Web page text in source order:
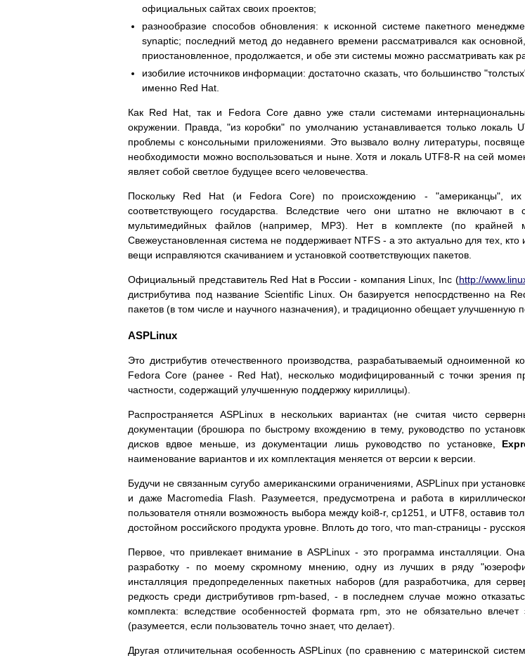
официальных сайтах своих проектов;
разнообразие способов обновления: к исконной системе пакетного
synaptic; последний метод до недавнего времени рассматривался как
приостановленное, продолжается, и обе эти системы можно рассматривать как
изобилие источников информации: достаточно сказать, что большинство
именно Red Hat.
Как Red Hat, так и Fedora Core давно уже стали системами
окружении. Правда, "из коробки" по умолчанию устанавливается только
проблемы с консольными приложениями. Это вызвало волну литературы,
необходимости можно воспользоваться и ныне. Хотя и локаль UTF8-R на сей
являет собой светлое будущее всего человечества.
Поскольку Red Hat (и Fedora Core) по происхождению - "американцы", их
соответствующего государства. Вследствие чего они штатно не включают
мультимедийных файлов (например, MP3). Нет в комплекте (по крайней
Свежеустановленная система не поддерживает NTFS - а это актуально для тех,
вещи исправляются скачиванием и установкой соответствующих пакетов.
Официальный представитель Red Hat в России - компания Linux, Inc (http://
дистрибутива под название Scientific Linux. Он базируется непосрдственно на
пакетов (в том числе и научного назначения), и традиционно обещает улучшенную
ASPLinux
Это дистрибутив отечественного производства, разрабатываемый одноименной
Fedora Core (ранее - Red Hat), несколько модифицированный с точки зрения
частности, содержащий улучшенную поддержку кириллицы).
Распространяется ASPLinux в нескольких вариантах (не считая чисто
документации (брошюра по быстрому вхождению в тему, руководство по
дисков вдвое меньше, из документации лишь руководство по установке,
наименование вариантов и их комплектация меняется от версии к версии.
Будучи не связанным сугубо американскими ограничениями, ASPLinux при
и даже Macromedia Flash. Разумеется, предусмотрена и работа в
пользователя отняли возможность выбора между koi8-r, cp1251, и UTF8, оставив
достойном российского продукта уровне. Вплоть до того, что man-страницы -
Первое, что привлекает внимание в ASPLinux - это программа инсталляции.
разработку - по моему скромному мнению, одну из лучших в ряду
инсталляция предопределенных пакетных наборов (для разработчика, для
редкость среди дистрибутивов rpm-based, - в последнем случае можно
комплекта: вследствие особенностей формата rpm, это не обязательно
(разумеется, если пользователь точно знает, что делает).
Другая отличительная особенность ASPLinux (по сравнению с материнской